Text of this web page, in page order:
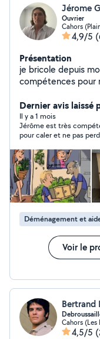
Jérome
Ouvrier
Cahors
4,9/5
Présentation
je bricole depuis
compétences pour
Dernier avis laissé
Il y a 1 mois
Jérôme est très
pour caler et ne pas perdre
sympathie, très
parfait . De bons
Déménagement et
Voir le
Bertrand
Cahors (Les
4,5/5